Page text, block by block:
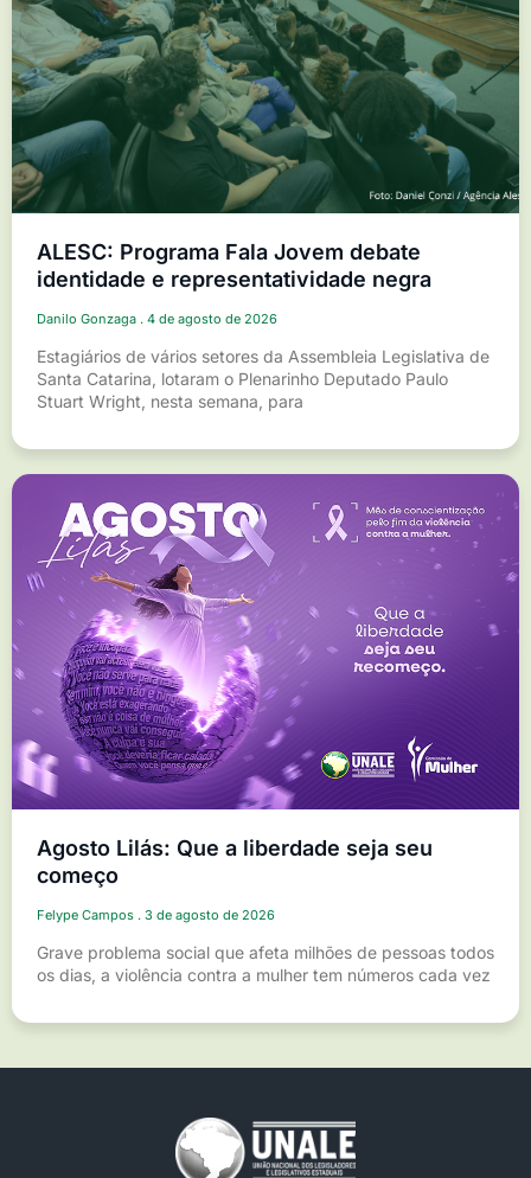
ALESC: Programa Fala Jovem debate
identidade e representatividade negra
Danilo Gonzaga 4 de agosto de 2026
Estagiários de vários setores da Assembleia Legislativa de
Santa Catarina, lotaram o Plenarinho Deputado Paulo
Stuart Wright, nesta semana, para
Agosto Lilás: Que a liberdade seja seu
começo
Felype Campos 3 de agosto de 2026
Grave problema social que afeta milhões de pessoas todos
os dias, a violência contra a mulher tem números cada vez